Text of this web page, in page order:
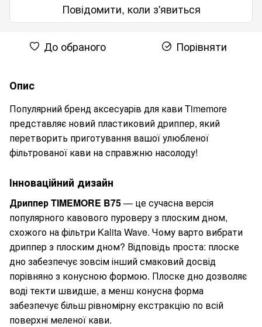
Повідомити, коли з'явиться
До обраного Порівняти
Опис
Популярний бренд аксесуарів для кави Timemore
представляє новий пластиковий дриппер, який
перетворить приготування вашої улюбленої
фільтрованої кави на справжню насолоду!
Інноваційний дизайн
Дриппер TIMEMORE B75— це сучасна версія
популярного кавового пуроверу з плоским дном,
схожого на фільтри Kalita Wave. Чому варто вибрати
дриппер з плоским дном? Відповідь проста: плоске
дно забезпечує зовсім інший смаковий досвід
порівняно з конусною формою. Плоске дно дозволяє
воді текти швидше, а менш конусна форма
забезпечує більш рівномірну екстракцію по всій
поверхні меленої кави.